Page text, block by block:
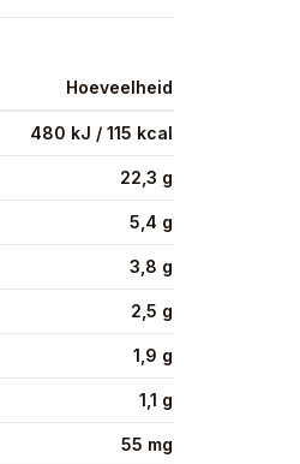
Hoeveelheid
480 kJ / 115 kcal
22,3 g
5,4 g
3,8 g
2,5 g
1,9 g
1,1 g
55 mg